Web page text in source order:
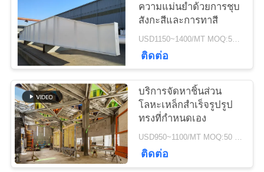
ข่าว
กรณี
แผนผัง
เว็บไซต์
ความแม่นยำด้วยการชุบ
สังกะสีและการทาสี
USD1150~1400/MT MOQ:50 MT
ติดต่อ
บริการจัดหาชิ้นส่วน
โลหะเหล็กสำเร็จรูปรูป
ทรงที่กำหนดเอง
USD950~1100/MT MOQ:50 เมตร
ติดต่อ